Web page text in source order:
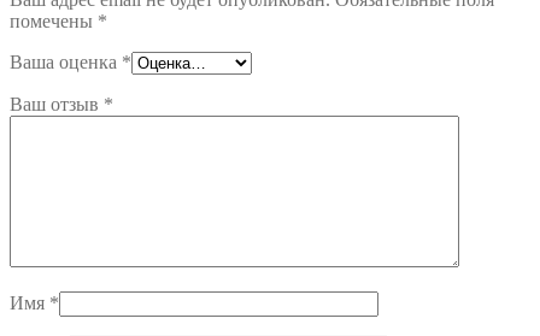
помечены *
Ваша оценка *
Ваш отзыв *
Имя *